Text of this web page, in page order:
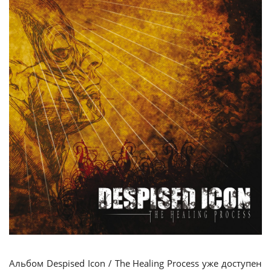
Альбом Despised Icon / The Healing Process уже доступен